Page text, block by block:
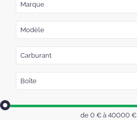
Marque
Modèle
Carburant
Boîte
de 0€ à 40000€